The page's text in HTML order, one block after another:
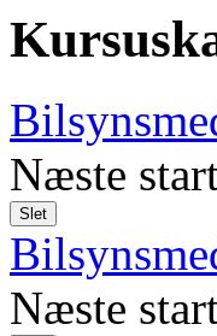
Næste
Slet
Næste